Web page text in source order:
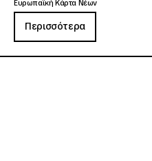
Ευρωπαϊκή Κάρτα Νέων
Περισσότερα